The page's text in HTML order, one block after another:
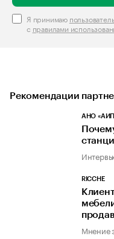
Я принимаю
с правилами
Рекомендации
АНО
RICCHE
Мнение